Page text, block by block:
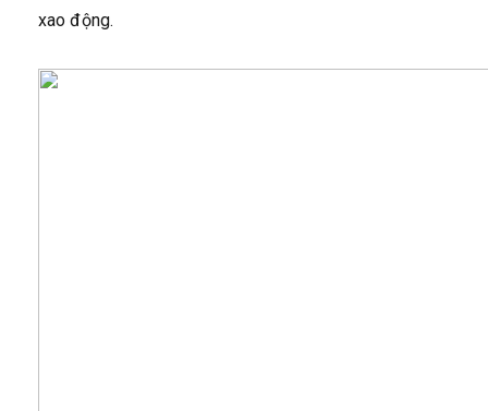
xao động.